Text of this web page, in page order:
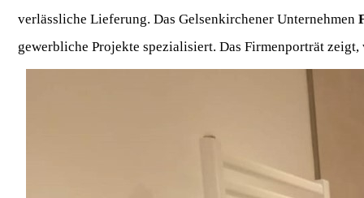
verlässliche Lieferung. Das Gelsenkirchener Unternehmen
gewerbliche Projekte spezialisiert. Das Firmenporträt